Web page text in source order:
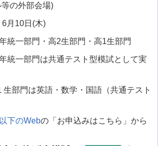
等の外部会場)
6月 10日 (木)
統一部門・高2生部門・高1生部門
統一部門は共通テスト型模試として実
生部門は英語・数学・国語（共通テスト
以下のWebの「お申込みはこちら」から